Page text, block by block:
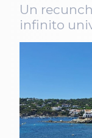
Un
infinito